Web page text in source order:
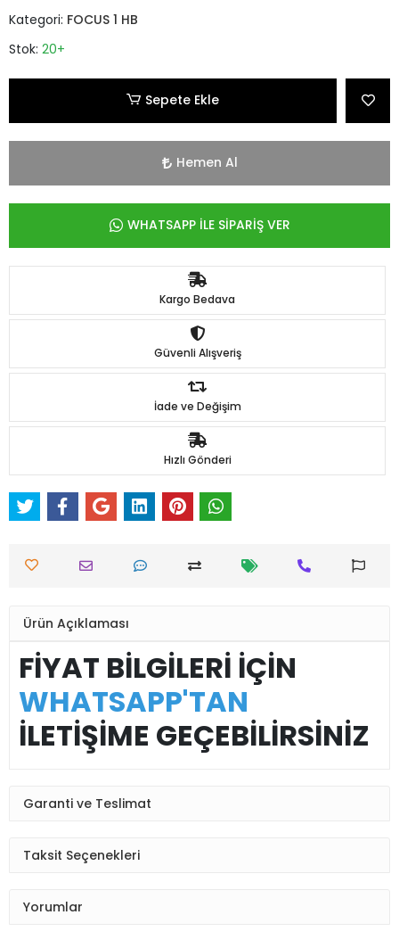
Kategori: FOCUS 1 HB
Stok: 20+
Sepete Ekle
Hemen Al
WHATSAPP İLE SİPARİŞ VER
Kargo Bedava
Güvenli Alışveriş
İade ve Değişim
Hızlı Gönderi
Ürün Açıklaması
FİYAT BİLGİLERİ İÇİN
WHATSAPP'TAN
İLETİŞİME GEÇEBİLİRSİNİZ
Garanti ve Teslimat
Taksit Seçenekleri
Yorumlar